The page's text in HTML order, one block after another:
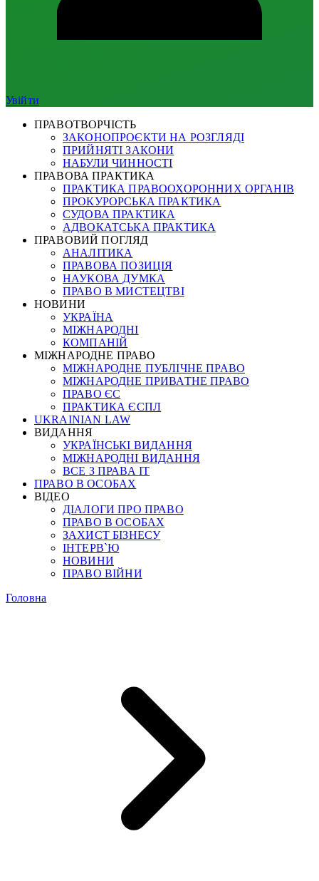
Увійти
ПРАВОТВОРЧІСТЬ
ЗАКОНОПРОЄКТИ НА РОЗГЛЯДІ
ПРИЙНЯТІ ЗАКОНИ
НАБУЛИ ЧИННОСТІ
ПРАВОВА ПРАКТИКА
ПРАКТИКА ПРАВООХОРОННИХ ОРГАНІВ
ПРОКУРОРСЬКА ПРАКТИКА
СУДОВА ПРАКТИКА
АДВОКАТСЬКА ПРАКТИКА
ПРАВОВИЙ ПОГЛЯД
АНАЛІТИКА
ПРАВОВА ПОЗИЦІЯ
НАУКОВА ДУМКА
ПРАВО В МИСТЕЦТВІ
НОВИНИ
УКРАЇНА
МІЖНАРОДНІ
КОМПАНІЙ
МІЖНАРОДНЕ ПРАВО
МІЖНАРОДНЕ ПУБЛІЧНЕ ПРАВО
МІЖНАРОДНЕ ПРИВАТНЕ ПРАВО
ПРАВО ЄС
ПРАКТИКА ЄСПЛ
UKRAINIAN LAW
ВИДАННЯ
УКРАЇНСЬКІ ВИДАННЯ
МІЖНАРОДНІ ВИДАННЯ
ВСЕ З ПРАВА ІТ
ПРАВО В ОСОБАХ
ВІДЕО
ДІАЛОГИ ПРО ПРАВО
ПРАВО В ОСОБАХ
ЗАХИСТ БІЗНЕСУ
ІНТЕРВ`Ю
НОВИНИ
ПРАВО ВІЙНИ
Головна